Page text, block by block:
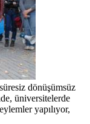
dönüşümsüz
üniversitelerde
yapılıyor,